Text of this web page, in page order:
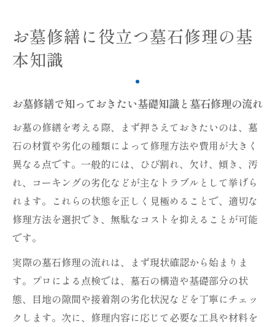
墓石修理とお墓修繕の違いをやさしく解説
お墓修繕の必要性と墓石修理のタイミング
墓石のひび割れ修理に必要な手順とは
墓石修理に使えるお墓修繕の道具と材料選
び
お墓修繕で失敗しないひび割れ補修のコツ
墓石修理ＤＩＹに役立つひび割れ対処ポイ
ント
ニック
自分でできるお墓修繕方法を詳しく解説
お墓修繕初心者でも安心の墓石修理ＤＩＹ
手順
お墓修繕に役立つ墓石修理の基
本知識
お墓修繕で知っておきたい基礎知識と墓石修理の流れ
お墓の修繕を考える際、まず押さえておきたいのは、墓
石の材質や劣化の種類によって修理方法や費用が大きく
異なる点です。一般的には、ひび割れ、欠け、傾き、汚
れ、コーキングの劣化などが主なトラブルとして挙げら
れます。これらの状態を正しく見極めることで、適切な
修理方法を選択でき、無駄なコストを抑えることが可能
です。
実際の墓石修理の流れは、まず現状確認から始まりま
す。プロによる点検では、墓石の構造や基礎部分の状
態、目地の隙間や接着剤の劣化状況などを丁寧にチェッ
クします。次に、修理内容に応じて必要な工具や材料を